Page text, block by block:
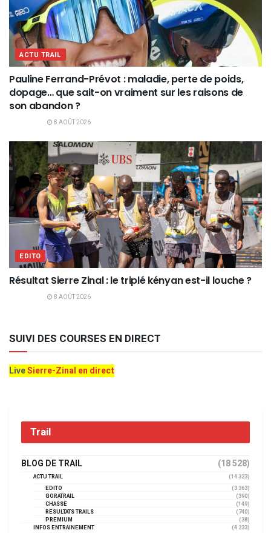
ACTU TRAIL
Pauline Ferrand-Prévot : maladie, perte de poids,
dopage… que sait-on vraiment sur les raisons de
son abandon ?
8 AOÛT 2026
EDITO
Résultat Sierre Zinal : le triplé kényan est-il louche ?
8 AOÛT 2026
SUIVI DES COURSES EN DIRECT
LiveSierre-Zinal en direct
Trail
BLOG DE TRAIL (18 528)
ACTU TRAIL
(14 323)
EDITO
(3 363)
GORATRAIL
(390)
CHASSE
(149)
RÉSULTATS TRAILS
(740)
PREMIUM
(38)
INFOS ENTRAINEMENT
(4 233)